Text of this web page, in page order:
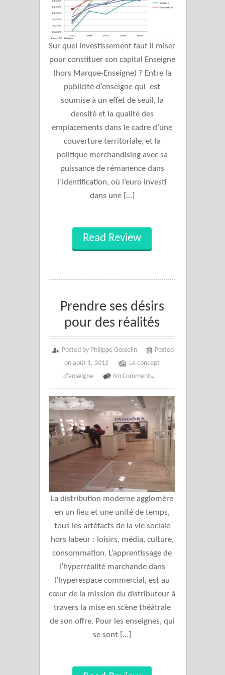
Sur quel investissement faut il miser
pour constituer son capital Enseigne
(hors Marque-Enseigne) ? Entre la
publicité d’enseigne qui est
soumise à un effet de seuil, la
densité et la qualité des
emplacements dans le cadre d’une
couverture territoriale, et la
politique merchandising avec sa
puissance de rémanence dans
l’identification, où l’euro investi
dans une […]
Read Review
Prendre ses désirs
pour des réalités
Posted by Philippe Gosselin
Posted
on août 1, 2012
Le concept
d'enseigne
No Comments.
La distribution moderne agglomère
en un lieu et une unité de temps,
tous les artéfacts de la vie sociale
hors labeur : loisirs, média, culture,
consommation. L’apprentissage de
l’hyperréalité marchande dans
l’hyperespace commercial, est au
cœur de la mission du distributeur à
travers la mise en scène théâtrale
de son offre. Pour les enseignes, qui
se sont […]